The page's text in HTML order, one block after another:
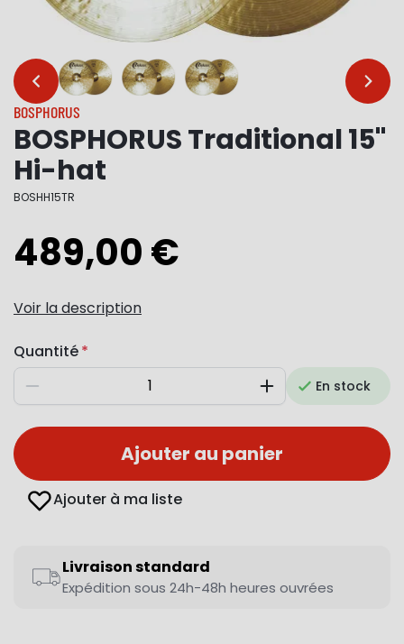
… …
BOSPHORUS
BOSPHORUS Traditional 15"
Hi-hat
BOSHH15TR
489,00 €
Voir la description
Quantité
Diminuer AugmenterEn stock
Ajouter au panier
Ajouter à ma liste
Livraison standard
Expédition sous 24h-48h heures ouvrées